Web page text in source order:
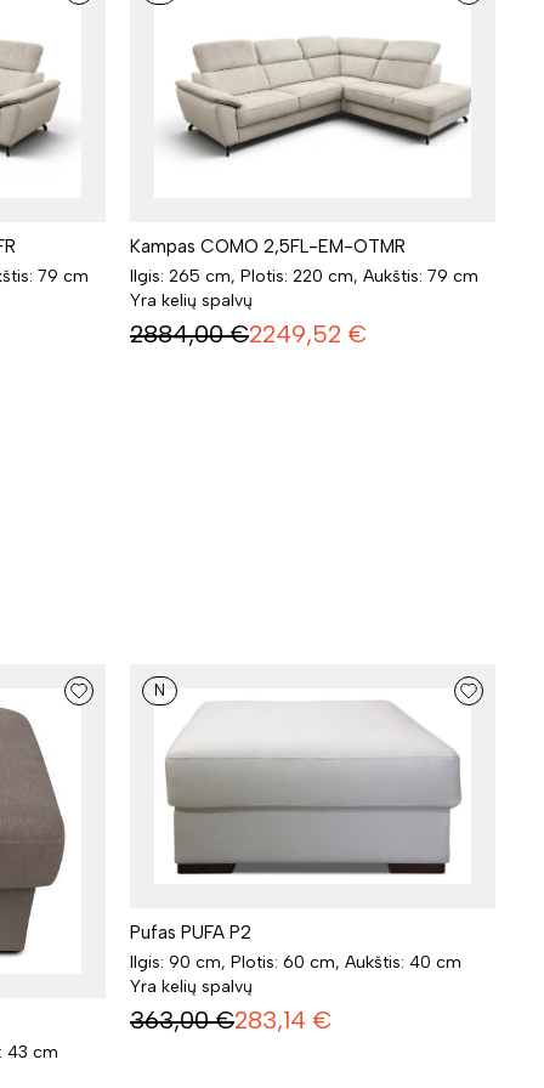
79 cm
Kampas COMO 2,5FL-EM-OTMR
Ilgis: 265 cm, Plotis: 220 cm, Aukštis: 79 cm
Yra kelių spalvų
2884,00 €2249,52 €
43 cm
N
Pufas PUFA P2
Ilgis: 90 cm, Plotis: 60 cm, Aukštis: 40 cm
Yra kelių spalvų
363,00 €283,14 €